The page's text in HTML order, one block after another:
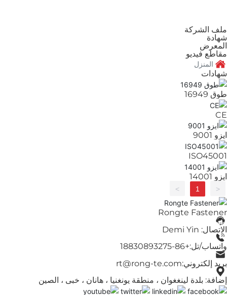
ملف الشركة
شهادة
المعرض
مقاطع فيديو
المنزل
شهادات
طوق 16949
CE
ايزو 9001
ISO45001
ايزو 14001
<
1
>
Rongte Fastener
الاتصال: Demi Yin
واتساب/تل:+86-18830893275
بريد إلكتروني:rt@rong-te.com
إضافة: بلدة لينغغوان ، منطقة يونغنيا ، هانان ، خبى ، الصين